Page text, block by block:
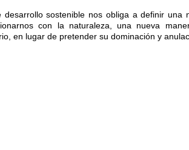
desarrollo sostenible nos obliga a definir una
con la naturaleza, una nueva
en lugar de pretender su dominación y